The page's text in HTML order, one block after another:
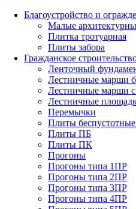
Благоустройство и
Малые
Плитка тротуарная
Плиты забора
Гражданское
Ленточный
Лестничные марши
Лестничные марши
Лестничные
Перемычки
Плиты
Плиты ПБ
Плиты ПК
Прогоны
Прогоны типа 1ПР
Прогоны типа 2ПР
Прогоны типа 3ПР
Прогоны типа 4ПР